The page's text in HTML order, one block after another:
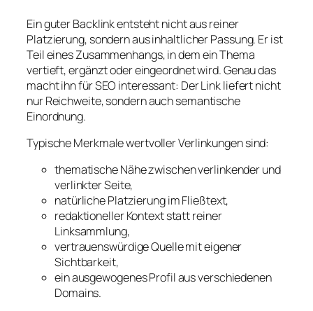
Ein guter Backlink entsteht nicht aus reiner
Platzierung, sondern aus inhaltlicher Passung. Er ist
Teil eines Zusammenhangs, in dem ein Thema
vertieft, ergänzt oder eingeordnet wird. Genau das
macht ihn für SEO interessant: Der Link liefert nicht
nur Reichweite, sondern auch semantische
Einordnung.
Typische Merkmale wertvoller Verlinkungen sind:
thematische Nähe zwischen verlinkender und
verlinkter Seite,
natürliche Platzierung im Fließtext,
redaktioneller Kontext statt reiner
Linksammlung,
vertrauenswürdige Quelle mit eigener
Sichtbarkeit,
ein ausgewogenes Profil aus verschiedenen
Domains.